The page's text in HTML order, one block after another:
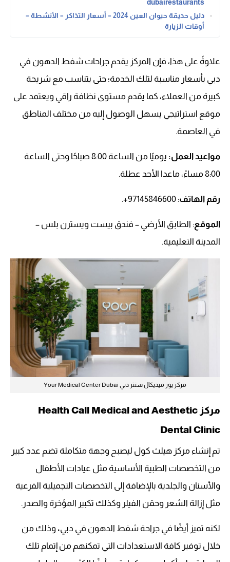
dubairestaurants
دليل حديقة حيوان العين 2024 – أسعار التذاكر – الأنشطة –
أوقات الزيارة
علاوةً على هذا، فإن المركز يقدم جراحات شفط الدهون في
دبي بأسعار مناسبة لتلك الخدمة؛ حتى يتناسب مع شريحة
كبيرة من العملاء، كما يقدم مستوى نظافة راقي ويعتمد على
موقع استراتيجي يسهل الوصول إليه من مختلف المناطق
في العاصمة.
مواعيد العمل:
يوميًا من الساعة 8:00 صباحًا وحتى الساعة
8:00 مساءً، ماعدا الأحد عطلة.
رقم الهاتف: 97145846600+.
الموقع: الطابق الأرضي – فندق بيست ويسترن بلس –
المدينة التعليمية.
مركز يور ميديكال سنتر دبي Your Medical Center Dubai
مركز Health Call Medical and Aesthetic
Dental Clinic
تم إنشاء مركز هيلث كول ليصبح وجهة متكاملة تضم عدد كبير
من التخصصات الطبية الأساسية مثل عيادات الأطفال
والأسنان والجلدية بالإضافة إلى التخصصات التجميلية الفرعية
مثل إزالة الشعر وحقن الفيلر وكذلك تكبير المؤخرة والصدر.
لكنه تميز أيضًا في جراحة شفط الدهون في دبي، وذلك من
خلال توفير كافة الاستعدادات التي تمكنهم من إتمام تلك